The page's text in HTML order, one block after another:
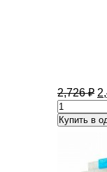
2,726₽
Купить в